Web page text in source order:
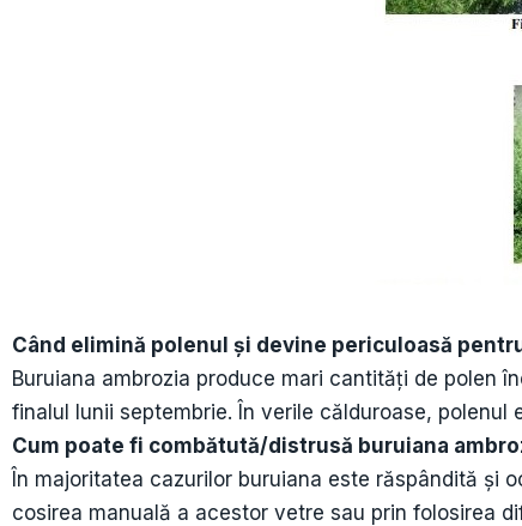
Când elimină polenul și devine periculoasă
Buruiana ambrozia produce mari cantități de polen
finalul lunii septembrie. În verile călduroase,
Cum poate fi combătută/distrusă buruiana
În majoritatea cazurilor buruiana este răspândită și
cosirea manuală a acestor vetre sau prin folosirea